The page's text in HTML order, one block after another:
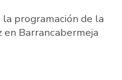
programación de la
en Barrancabermeja